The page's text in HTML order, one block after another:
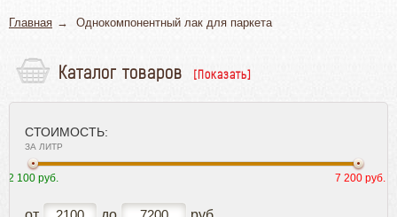
Главная Однокомпонентный лак для паркета
Каталог товаров
Паркет
Пробка
Ламинат
Плинтус
Паркетная химия
СТОИМОСТЬ:
ЗА ЛИТР
2 100 руб. 7 200 руб.